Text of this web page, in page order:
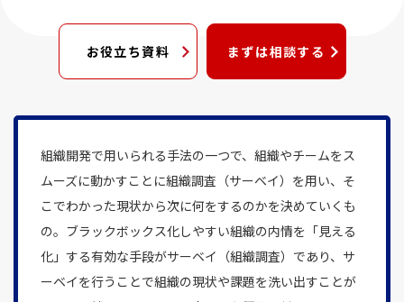
お役立ち資料 まずは相談する
組織開発で用いられる手法の一つで、組織やチームをス
ムーズに動かすことに組織調査（サーベイ）を用い、そ
こでわかった現状から次に何をするのかを決めていくも
の。ブラックボックス化しやすい組織の内情を「見える
化」する有効な手段がサーベイ（組織調査）であり、サ
ーベイを行うことで組織の現状や課題を洗い出すことが